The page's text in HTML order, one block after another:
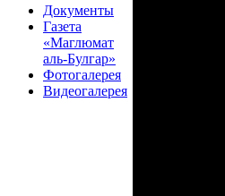
Документы
Газета
«Маглюмат
аль-Булгар»
Фотогалерея
Видеогалерея